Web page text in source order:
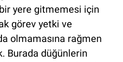
yere gitmemesi için
görev yetki ve
olmamasına rağmen
Burada düğünlerin